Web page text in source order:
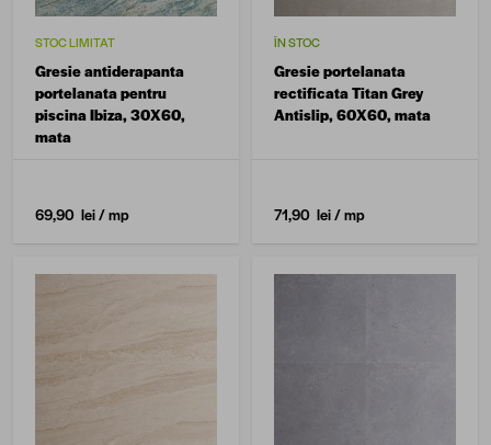
STOC LIMITAT
Gresie antiderapanta
portelanata pentru
piscina Ibiza, 30X60,
mata
69,90 lei/ mp
ÎN STOC
Gresie portelanata
rectificata Titan Grey
Antislip, 60X60, mata
71,90 lei/ mp